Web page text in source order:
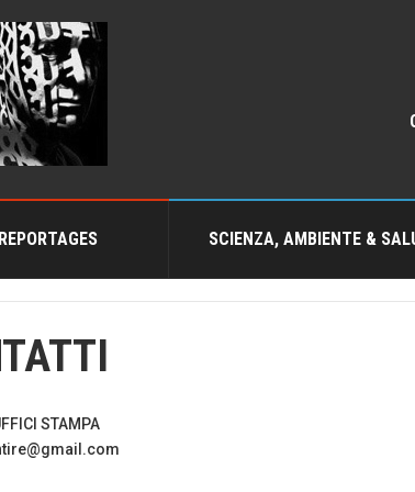
SCIENZA, AMBIENTE &
STAMPA